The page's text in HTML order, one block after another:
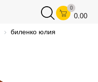
0
0.00
биленко юлия